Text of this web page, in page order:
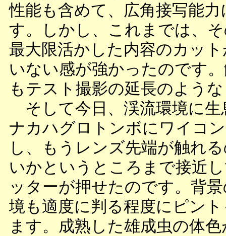
性能も含めて、広角接写能
す。しかし、これまでは、
最大限活かした内容のカッ
いない感が強かったのです
もテスト撮影の延長のよう
そして今日、渓流環境に生
ナカハグロトンボにワイコ
し、もうレンズ先端が触れ
いかというところまで接近
ッターが押せたのです。背
境も適度に判る程度にピン
ます。成熟した雄成虫の体